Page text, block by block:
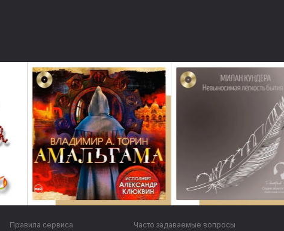
Правила сервиса Часто задаваемые вопросы